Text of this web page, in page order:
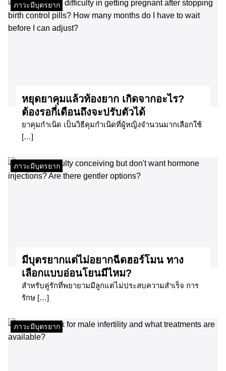
ภาวะมีบุตรยาก
หยุดยาคุมแล้วท้องยาก เกิดจากอะไร?
ต้องรอกี่เดือนถึงจะปรับตัวได้
ยาคุมกำเนิด เป็นวิธีคุมกำเนิดที่ผู้หญิงจำนวนมากเลือกใช้
[…]
ภาวะมีบุตรยาก
มีบุตรยากแต่ไม่อยากฉีดฮอร์โมน ทาง
เลือกแบบอ่อนโยนมีไหม?
สำหรับคู่รักที่พยายามมีลูกแต่ไม่ประสบความสำเร็จ การ
รักษ […]
ภาวะมีบุตรยาก